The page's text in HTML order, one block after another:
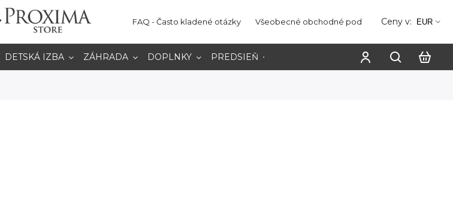
FAQ - Často kladené otázky Všeobecné obchodné podmienky Ochrana
Ceny v: EUR
DETSKÁ IZBA ZÁHRADA DOPLNKY PREDSIEŇ